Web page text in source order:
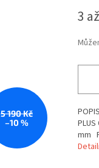
5 190 Kč
–10 %
cena:
3
mm